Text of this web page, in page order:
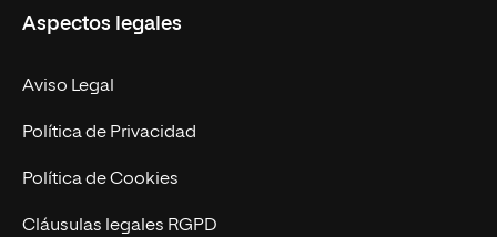
Doctorados
Experto Universitario
Postgrados
Cursos Universitarios
Facultades
Nuestro Equipo
Trabaja en UNIR
Actualidad
UNIR Revista
Aspectos legales
Aviso Legal
Política de Privacidad
Política de Cookies
Cláusulas legales RGPD